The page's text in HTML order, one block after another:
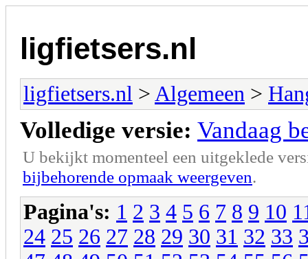
ligfietsers.nl
ligfietsers.nl > Algemeen >
Volledige versie: Vandaag
U bekijkt momenteel een uitgeklede
bijbehorende opmaak weergeven.
Pagina's: 1 2 3 4 5 6 7 8 9 10
24 25 26 27 28 29 30 31 32 33